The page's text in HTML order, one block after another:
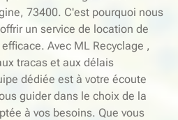
73400. C'est pourquoi nous
un service de location de
Avec ML Recyclage ,
tracas et aux délais
dédiée est à votre écoute
guider dans le choix de la
à vos besoins. Que vous